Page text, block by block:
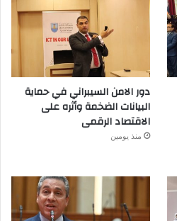
دور الامن السيبراني في حماية
البيانات الضخمة وأثره على
الاقتصاد الرقمى
منذ يومين